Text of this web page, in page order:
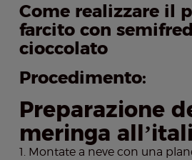
Come realizzare il
farcito con
cioccolato
Procedimento:
Preparazione
meringa
Montate a neve con una